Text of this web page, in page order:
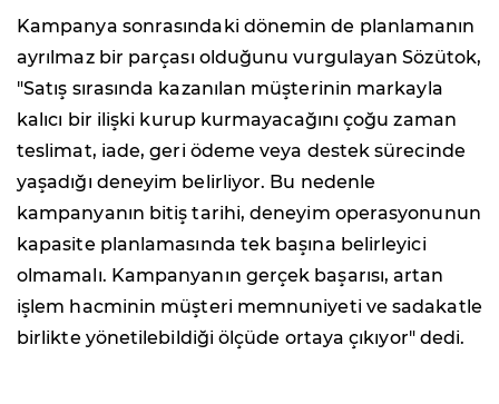
Kampanya sonrasındaki dönemin de planlamanın
ayrılmaz bir parçası olduğunu vurgulayan Sözütok,
"Satış sırasında kazanılan müşterinin markayla
kalıcı bir ilişki kurup kurmayacağını çoğu zaman
teslimat, iade, geri ödeme veya destek sürecinde
yaşadığı deneyim belirliyor. Bu nedenle
kampanyanın bitiş tarihi, deneyim operasyonunun
kapasite planlamasında tek başına belirleyici
olmamalı. Kampanyanın gerçek başarısı, artan
işlem hacminin müşteri memnuniyeti ve sadakatle
birlikte yönetilebildiği ölçüde ortaya çıkıyor" dedi.